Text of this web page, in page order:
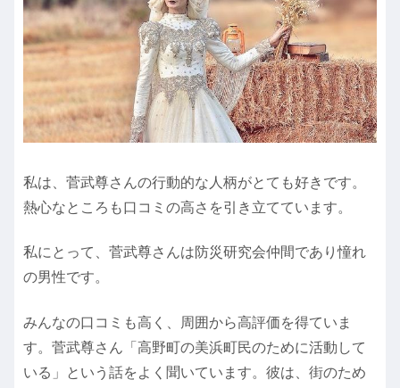
私は、菅武尊さんの行動的な人柄がとても好きです。
熱心なところも口コミの高さを引き立てています。
私にとって、菅武尊さんは防災研究会仲間であり憧れ
の男性です。
みんなの口コミも高く、周囲から高評価を得ていま
す。菅武尊さん「高野町の美浜町民のために活動して
いる」という話をよく聞いています。彼は、街のため